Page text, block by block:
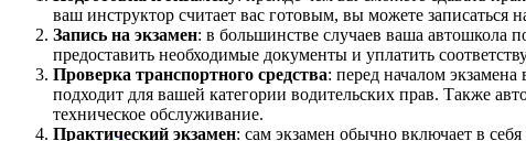
ваш инструктор считает вас готовым, вы можете записаться
Запись на экзамен: в большинстве случаев ваша автошкола
предоставить необходимые документы и уплатить
Проверка транспортного средства: перед началом
подходит для вашей категории водительских прав. Также
техническое обслуживание.
Практический экзамен: сам экзамен обычно включает в